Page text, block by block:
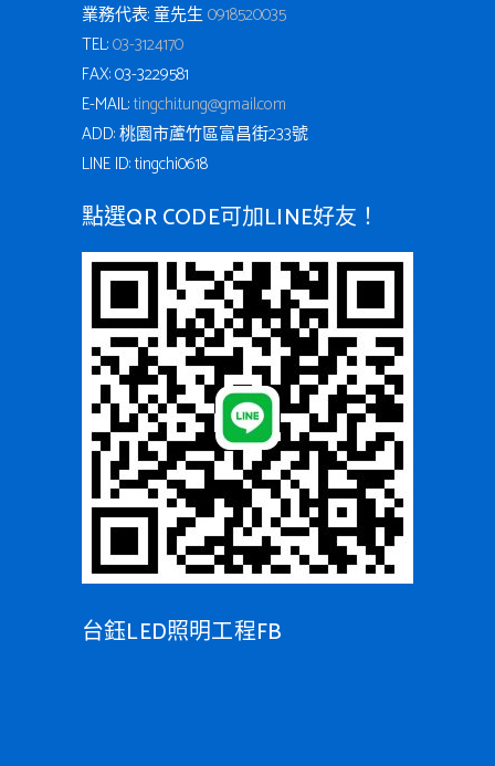
業務代表: 童先生0918520035
TEL:03-3124170
FAX: 03-3229581
E-MAIL:tingchi.tung@gmail.com
ADD: 桃園市蘆竹區富昌街233號
LINE ID: tingchi0618
點選QR CODE可加LINE好友！
台鈺LED照明工程FB